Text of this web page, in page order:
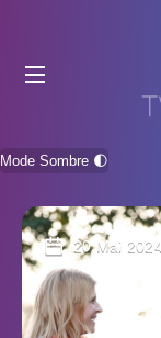
Mode Sombre 🌓
20 Mai 2024